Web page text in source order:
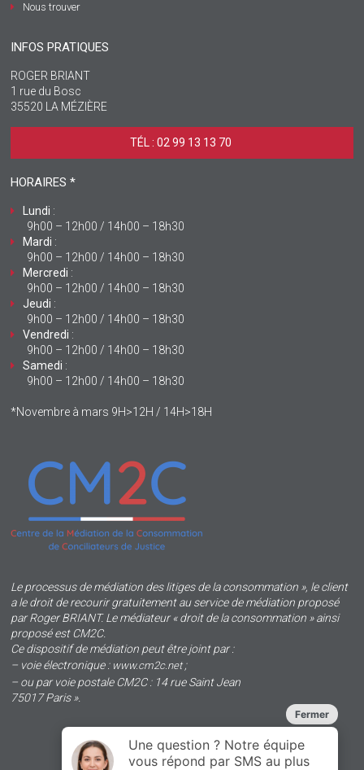
Nous trouver
INFOS PRATIQUES
ROGER BRIANT
1 rue du Bosc
35520 LA MÉZIÈRE
TÉL : 02 99 13 13 70 ‎
HORAIRES *
Lundi :
9h00 – 12h00 / 14h00 – 18h30
Mardi :
9h00 – 12h00 / 14h00 – 18h30
Mercredi :
9h00 – 12h00 / 14h00 – 18h30
Jeudi :
9h00 – 12h00 / 14h00 – 18h30
Vendredi :
9h00 – 12h00 / 14h00 – 18h30
Samedi :
9h00 – 12h00 / 14h00 – 18h30
*Novembre à mars 9H>12H / 14H>18H
Le processus de médiation des litiges de la consommation », le client
a le droit de recourir gratuitement au service de médiation proposé
par Roger BRIANT. Le médiateur « droit de la consommation » ainsi
proposé est CM2C.
Ce dispositif de médiation peut être joint par :
– voie électronique : www.cm2c.net;
– ou par voie postale CM2C : 14 rue Saint Jean
75017 Paris ».